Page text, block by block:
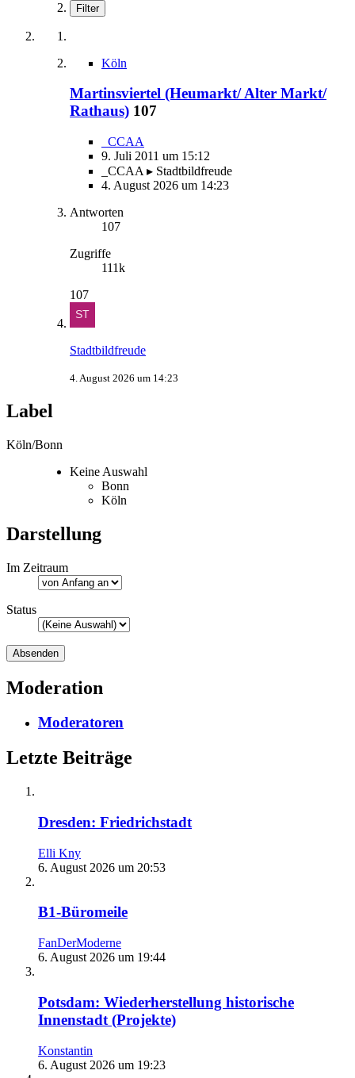
Filter
Köln
Martinsviertel (Heumarkt/ Alter Markt/
Rathaus) 107
_CCAA
9. Juli 2011 um 15:12
_CCAA ▸ Stadtbildfreude
4. August 2026 um 14:23
Antworten
107
Zugriffe
111k
107
Stadtbildfreude
4. August 2026 um 14:23
Label
Köln/Bonn
Keine Auswahl
Bonn
Köln
Darstellung
Im Zeitraum
Status
Moderation
Moderatoren
Letzte Beiträge
Dresden: Friedrichstadt
Elli Kny
6. August 2026 um 20:53
B1-Büromeile
FanDerModerne
6. August 2026 um 19:44
Potsdam: Wiederherstellung historische
Innenstadt (Projekte)
Konstantin
6. August 2026 um 19:23